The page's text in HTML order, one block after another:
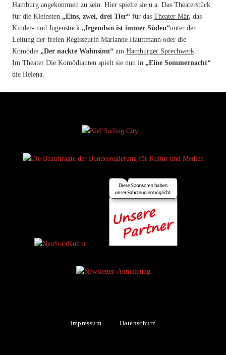
Hamburg angekommen zu sein. Hier spielte sie u.a. Das Theaterstück
für die Kleinsten „Eins, zwei, drei Tier“ für das Theater Mär, das
Kinder- und Jugenstück „Irgendwo ist immer Süden“unter der
Leitung der freien Regisseurin Marianne Hauttmann oder die
Komödie „Der nackte Wahnsinn“ am Hamburger Sprechwerk
Im Theater Die Komödianten spielt sie nun in „Eine Sommernacht“
die Helena.
Impressum Datenschutz